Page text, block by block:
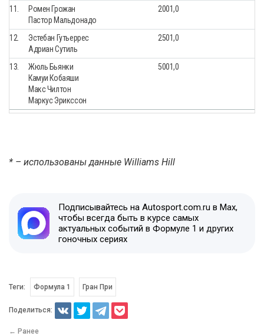
11.
Ромен Грожан
Пастор Мальдонадо
2001,0
12.
Эстебан Гутьеррес
Aдриан Сутиль
2501,0
13.
Жюль Бьянки
Камуи Кобаяши
Макс Чилтон
Маркус Эрикссон
5001,0
* – использованы данные Williams Hill
Подписывайтесь на Autosport.com.ru в Max,
чтобы всегда быть в курсе самых
актуальных событий в Формуле 1 и других
гоночных сериях
Теги: Формула 1 Гран При
Поделиться:
← Ранее